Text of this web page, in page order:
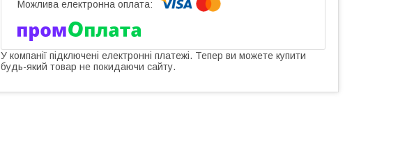
У компанії підключені електронні платежі. Тепер ви можете купити
будь-який товар не покидаючи сайту.